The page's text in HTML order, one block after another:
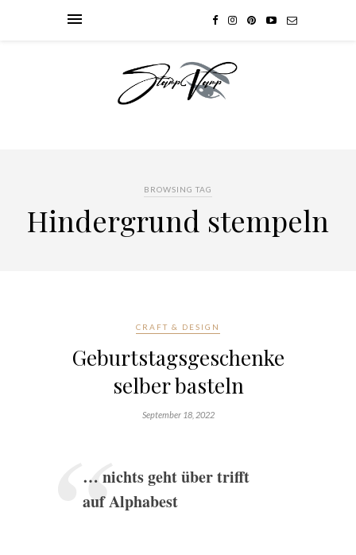
BROWSING TAG
Hindergrund stempeln
CRAFT & DESIGN
Geburtstagsgeschenke
selber basteln
September 18, 2022
… nichts geht über trifft
auf Alphabest